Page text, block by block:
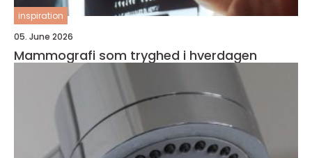
inspiration
05. June 2026
Mammografi som tryghed i hverdagen